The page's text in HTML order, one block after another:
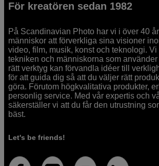
För kreatören sedan 1982
På Scandinavian Photo har vi i över 40
människor att förverkliga sina visioner
video, film, musik, konst och teknologi.
tekniken och människorna som
rätt verktyg kan förvandla idéer till
för att guida dig så att du väljer rätt
göra. Förutom högkvalitativa produkter,
personlig service. Med vår expertis och
säkerställer vi att du får den utrustning
bäst.
Let's be friends!